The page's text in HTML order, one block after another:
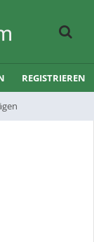
REGISTRIEREN